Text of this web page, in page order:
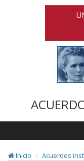
Inicio
Acuerdos